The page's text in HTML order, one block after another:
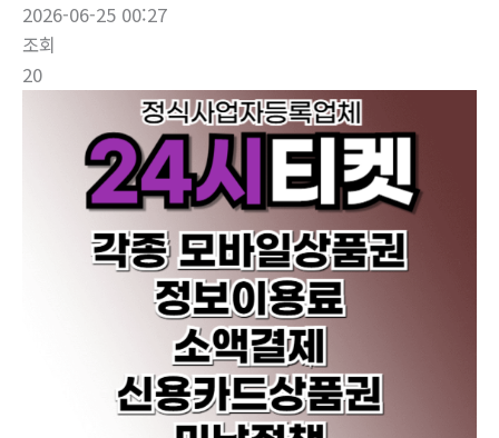
2026-06-25 00:27
조회
20